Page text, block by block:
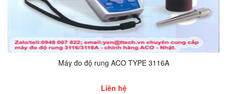
Máy đo độ rung ACO TYPE 3116A
Liên hệ